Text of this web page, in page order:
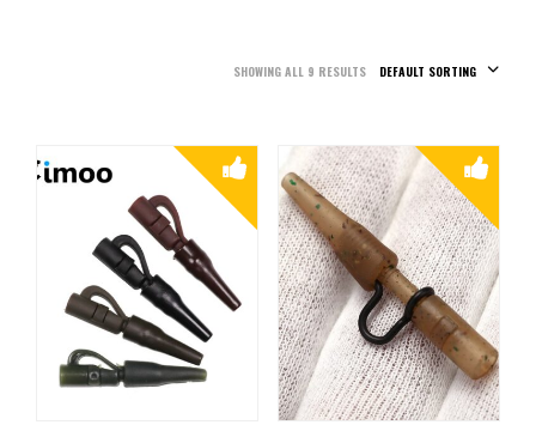
DEFAULT SORTING
SHOWING ALL 9 RESULTS